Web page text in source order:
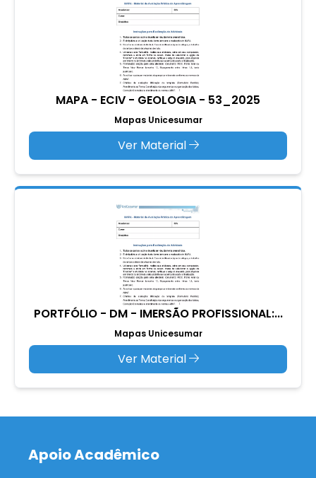
MAPA - ECIV - GEOLOGIA - 53_2025
Mapas Unicesumar
Ver Material
PORTFÓLIO - DM - IMERSÃO PROFISSIONAL:...
Mapas Unicesumar
Ver Material
Apoio Acadêmico